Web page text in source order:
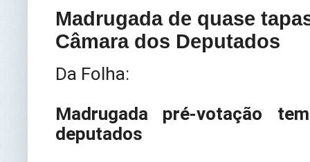
Madrugada de quase
Câmara dos Deputados
Da Folha:
Madrugada pré-votação
deputados